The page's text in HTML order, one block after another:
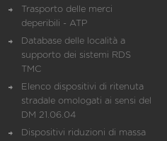
Trasporto delle merci
deperibili - ATP
Database delle località a
supporto dei sistemi RDS
TMC
Elenco dispositivi di ritenuta
stradale omologati ai sensi del
DM 21.06.04
Dispositivi riduzioni di massa